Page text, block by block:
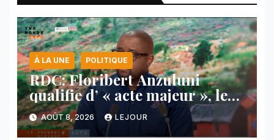
À LA UNE POLITIQUE
RDC: Floribert Anzuluni
qualifie d’ « acte majeur », le
protocole de désarmement des
FDLR
AOÛT 8, 2026 LEJOUR